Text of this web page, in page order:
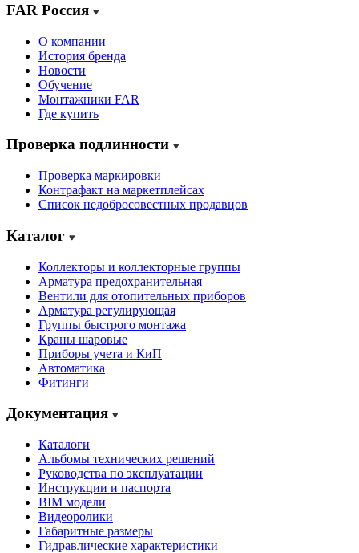
FAR Россия
О компании
История бренда
Новости
Обучение
Монтажники FAR
Где купить
Проверка подлинности
Проверка маркировки
Контрафакт на маркетплейсах
Cписок недобросовестных продавцов
Каталог
Коллекторы и коллекторные группы
Арматура предохранительная
Вентили для отопительных приборов
Арматура регулирующая
Группы быстрого монтажа
Краны шаровые
Приборы учета и КиП
Автоматика
Фитинги
Документация
Каталоги
Альбомы технических решений
Руководства по эксплуатации
Инструкции и паспорта
BIM модели
Видеоролики
Габаритные размеры
Гидравлические характеристики